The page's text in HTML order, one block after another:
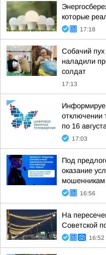
которые
17:18
Собачий
наладили
солдат
17:13
отключении
по 16
17:03
Под
оказание
мошенникам
16:56
На
Советской
16:52